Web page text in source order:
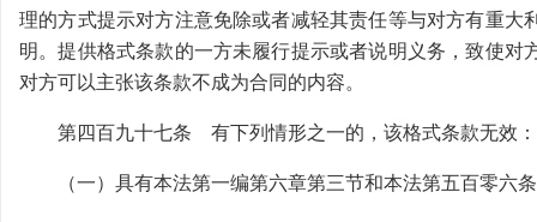
理的方式提示对方注意免除或者减轻其责任等与对方有重
明。提供格式条款的一方未履行提示或者说明义务，致使
对方可以主张该条款不成为合同的内容。
第四百九十七条 有下列情形之一的，该格式条款无效：
（一）具有本法第一编第六章第三节和本法第五百零六